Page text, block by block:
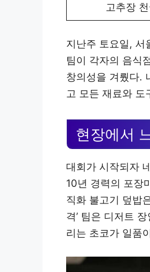
고추장
지난주 토요일, 서
팀이 각자의 음식
창의성을 겨뤘다.
고 모든 재료와 도
현장에서
대회가 시작되자
10년 경력의 포장
직화 불고기 덮밥
격’ 팀은 디저트
리는 초코가 일품